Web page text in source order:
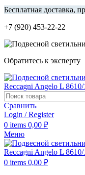
Бесплатная доставка,
+7 (920) 453-22-22
Обратитесь к эксперту
Сравнить
Login / Register
0 items 0,00 ₽
Меню
0 items 0,00 ₽